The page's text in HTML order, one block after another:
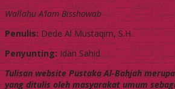
WallahuA‘lamBisshowab
Penulis:Dede Al Mustaqim, S.H.
Penyunting:Idan Sahid
Tulisan website Pustaka Al-Bahjah
yang ditulis oleh masyarakat umum